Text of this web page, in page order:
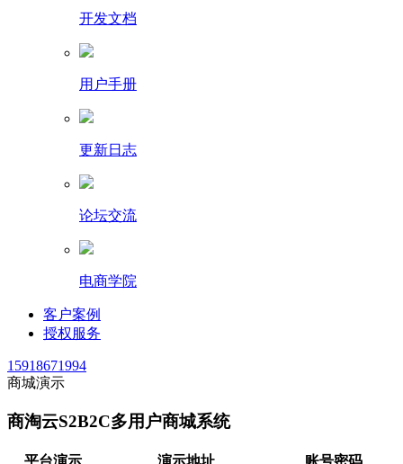
开发文档
用户手册
更新日志
论坛交流
电商学院
客户案例
授权服务
15918671994
商城演示
商淘云S2B2C多用户商城系统